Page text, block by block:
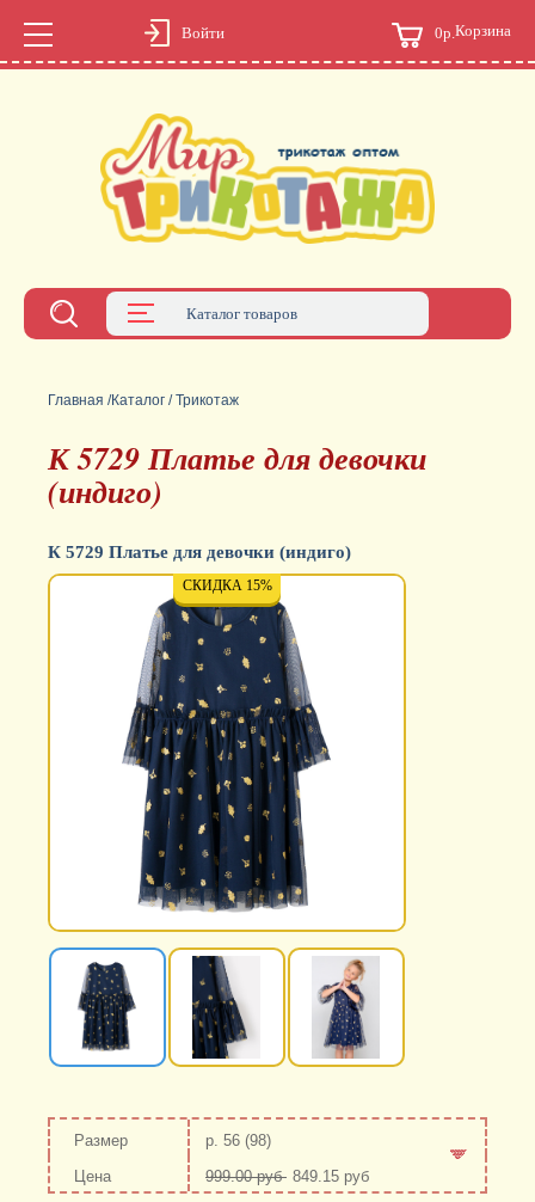
Войти Корзина
0р.
Каталог товаров
Главная /Каталог /Трикотаж
К 5729 Платье для девочки
(индиго)
К 5729 Платье для девочки (индиго)
СКИДКА 15%
р. 56 (98)
999.00 руб 849.15 руб